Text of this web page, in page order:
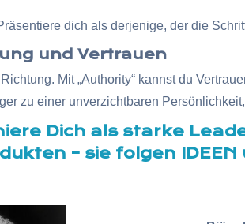
dich als derjenige, der die
und Vertrauen
Mit „Authority“ kannst du
zu einer unverzichtbaren
Dich als starke
– sie folgen